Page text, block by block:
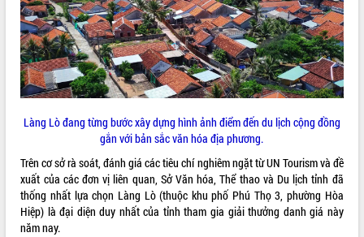
ĐIỂM TIN VĂN BẢN
QUY HOẠCH - KẾ HOẠCH
Làng Lò đang từng bước xây dựng hình ảnh điểm đến du lịch cộng đồng
gắn với bản sắc văn hóa địa phương.
Trên cơ sở rà soát, đánh giá các tiêu chí nghiêm ngặt từ UN Tourism và đề
xuất của các đơn vị liên quan, Sở Văn hóa, Thể thao và Du lịch tỉnh đã
thống nhất lựa chọn Làng Lò (thuộc khu phố Phú Thọ 3, phường Hòa
Hiệp) là đại diện duy nhất của tỉnh tham gia giải thưởng danh giá này
năm nay.